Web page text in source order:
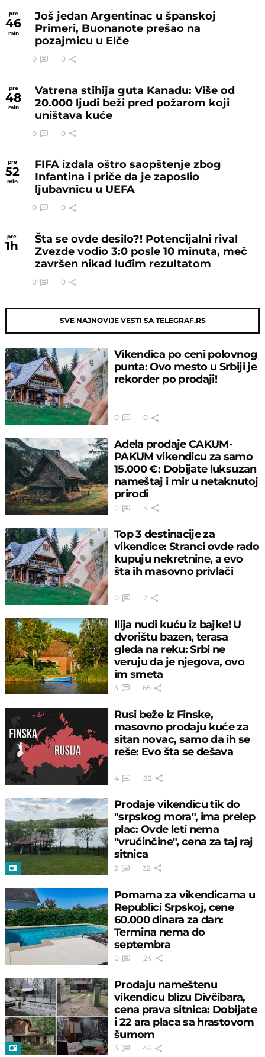
pre
46
min
Još jedan Argentinac u španskoj
Primeri, Buonanote prešao na
pozajmicu u Elče
0 0
pre
48
min
Vatrena stihija guta Kanadu: Više od
20.000 ljudi beži pred požarom koji
uništava kuće
0 0
pre
52
min
FIFA izdala oštro saopštenje zbog
Infantina i priče da je zaposlio
ljubavnicu u UEFA
0 0
pre
1h
Šta se ovde desilo?! Potencijalni rival
Zvezde vodio 3:0 posle 10 minuta, meč
završen nikad luđim rezultatom
0 0
SVE NAJNOVIJE VESTI SA TELEGRAF.RS
Vikendica po ceni polovnog
punta: Ovo mesto u Srbiji je
rekorder po prodaji!
0 0
Adela prodaje CAKUM-
PAKUM vikendicu za samo
15.000 €: Dobijate luksuzan
nameštaj i mir u netaknutoj
prirodi
0 4
Top 3 destinacije za
vikendice: Stranci ovde rado
kupuju nekretnine, a evo
šta ih masovno privlači
0 2
Ilija nudi kuću iz bajke! U
dvorištu bazen, terasa
gleda na reku: Srbi ne
veruju da je njegova, ovo
im smeta
3 65
Rusi beže iz Finske,
masovno prodaju kuće za
sitan novac, samo da ih se
reše: Evo šta se dešava
4 82
Prodaje vikendicu tik do
"srpskog mora", ima prelep
plac: Ovde leti nema
"vrućinčine", cena za taj raj
sitnica
2 32
Pomama za vikendicama u
Republici Srpskoj, cene
60.000 dinara za dan:
Termina nema do
septembra
0 24
Prodaju nameštenu
vikendicu blizu Divčibara,
cena prava sitnica: Dobijate
i 22 ara placa sa hrastovom
šumom
3 46